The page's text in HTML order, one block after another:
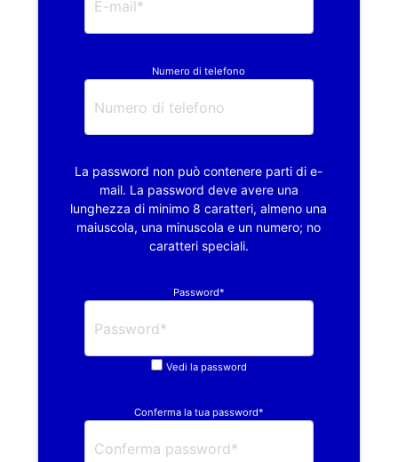
Numero di telefono
La password non può contenere parti di e-
mail. La password deve avere una
lunghezza di minimo 8 caratteri, almeno una
maiuscola, una minuscola e un numero; no
caratteri speciali.
Password*
Vedi la password
Conferma la tua password*